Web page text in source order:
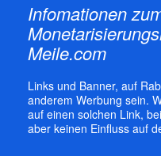
Infomationen
Meile.com
Links und Banner, auf
anderem Werbung sein.
auf einen solchen Link,
aber keinen Einfluss auf